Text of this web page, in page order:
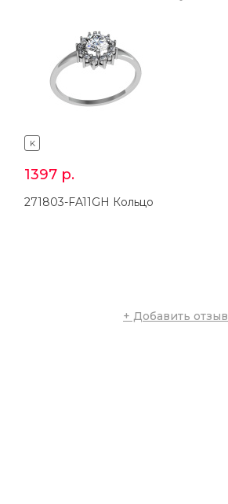
K
1397 р.
271803-FA11GH Кольцо
+ Добавить отзыв